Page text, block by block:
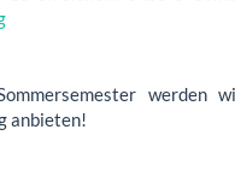
werden
anbieten!